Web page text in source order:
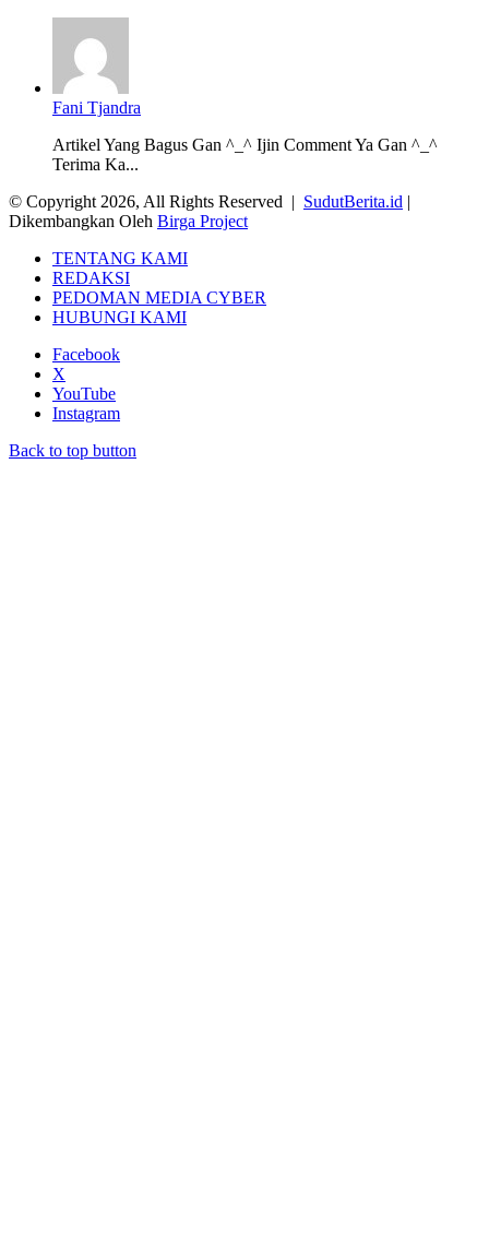
Fani Tjandra
Artikel Yang Bagus Gan ^_^ Ijin Comment Ya Gan ^_^
Terima Ka...
© Copyright 2026, All Rights Reserved | SudutBerita.id |
Dikembangkan Oleh Birga Project
TENTANG KAMI
REDAKSI
PEDOMAN MEDIA CYBER
HUBUNGI KAMI
Facebook
X
YouTube
Instagram
Back to top button